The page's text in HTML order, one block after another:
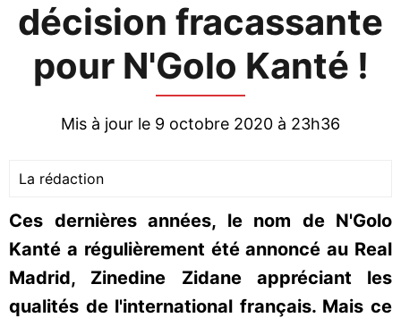
décision fracassante
pour N'Golo Kanté !
Mis à jour le 9 octobre 2020 à 23h36
La rédaction
Ces dernières années, le nom de N'Golo
Kanté a régulièrement été annoncé au Real
Madrid, Zinedine Zidane appréciant les
qualités de l'international français. Mais ce